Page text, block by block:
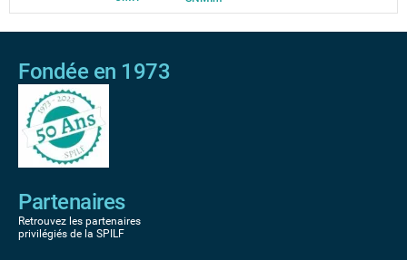
Fondée en 1973
Partenaires
Retrouvez les partenaires
privilégiés de la SPILF